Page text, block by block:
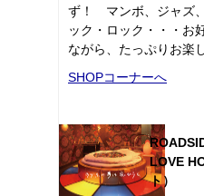
ず！ マンボ、ジャズ
ック・ロック・・・お
ながら、たっぷりお楽
SHOPコーナーへ
LOVE
ト）